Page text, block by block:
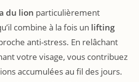
du lion particulièrement
combine à la fois un lifting
anti-stress. En relâchant
votre visage, vous contribuez
accumulées au fil des jours.